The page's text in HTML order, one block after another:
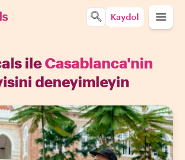
Kaydol
ileCasablanca'nin
deneyimleyin